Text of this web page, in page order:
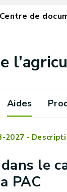
Centre de
Aides
2027 -
le
PAC